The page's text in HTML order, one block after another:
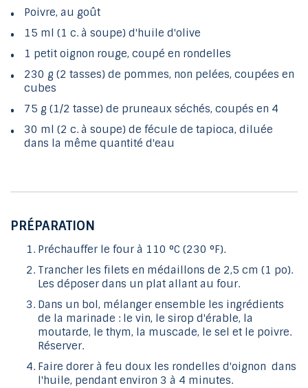
Poivre, au goût
15 ml (1 c. à soupe) d'huile d'olive
1 petit oignon rouge, coupé en rondelles
230 g (2 tasses) de pommes, non pelées, coupées en
cubes
75 g (1/2 tasse) de pruneaux séchés, coupés en 4
30 ml (2 c. à soupe) de fécule de tapioca, diluée
dans la même quantité d'eau
PRÉPARATION
Préchauffer le four à 110 °C (230 °F).
Trancher les filets en médaillons de 2,5 cm (1 po).
Les déposer dans un plat allant au four.
Dans un bol, mélanger ensemble les ingrédients
de la marinade : le vin, le sirop d'érable, la
moutarde, le thym, la muscade, le sel et le poivre.
Réserver.
Faire dorer à feu doux les rondelles d'oignon dans
l'huile, pendant environ 3 à 4 minutes.